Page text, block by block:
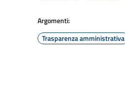
Argomenti:
Trasparenza amministrativa